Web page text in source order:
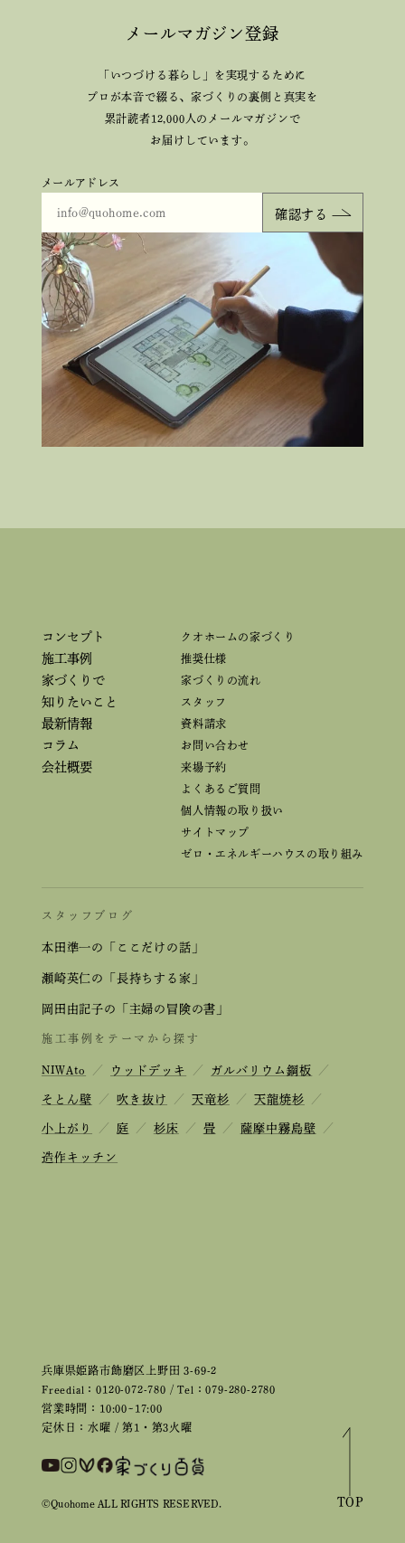
メールマガジン登録
「いつづける暮らし」を実現するために
プロが本音で綴る、家づくりの裏側と真実を
累計読者12,000人のメールマガジンで
お届けしています。
メールアドレス
兵庫県姫路市飾磨区上野田 3-69-2
Freedial：0120-072-780 / Tel：079-280-2780
営業時間：10:00~17:00
定休日：水曜 / 第1・第3火曜
コンセプト
施工事例
家づくりで
知りたいこと
最新情報
コラム
会社概要
クオホームの家づくり
推奨仕様
家づくりの流れ
スタッフ
資料請求
お問い合わせ
来場予約
よくあるご質問
個人情報の取り扱い
サイトマップ
ゼロ・エネルギーハウスの取り組み
スタッフブログ
本田準一の「ここだけの話」
瀬崎英仁の「長持ちする家」
岡田由記子の「主婦の冒険の書」
施工事例をテーマから探す
NIWAto ／ ウッドデッキ ／ ガルバリウム鋼板 ／
そとん壁 ／ 吹き抜け ／ 天竜杉 ／ 天龍焼杉 ／
小上がり ／ 庭 ／ 杉床 ／ 畳 ／ 薩摩中霧島壁 ／
造作キッチン
©Quohome ALL RIGHTS RESERVED. TOP